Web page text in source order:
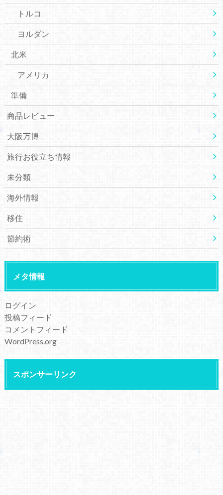
トルコ
ヨルダン
北米
アメリカ
準備
商品レビュー
大阪万博
旅行お役立ち情報
未分類
海外情報
移住
節約術
メタ情報
ログイン
投稿フィード
コメントフィード
WordPress.org
スポンサーリンク